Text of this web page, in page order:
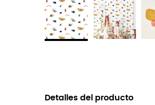
Detalles del producto